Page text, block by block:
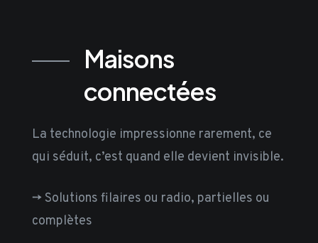
Maisons
connectées
La technologie impressionne rarement, ce
qui séduit, c’est quand elle devient invisible.
-> Solutions filaires ou radio, partielles ou
complètes